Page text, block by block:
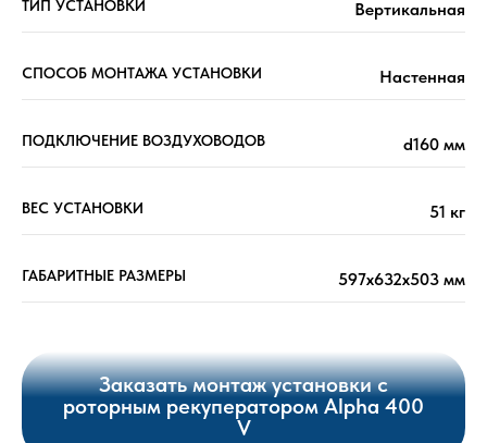
ТИП УСТАНОВКИ Вертикальная
СПОСОБ МОНТАЖА УСТАНОВКИ Настенная
ПОДКЛЮЧЕНИЕ ВОЗДУХОВОДОВ d160 мм
ВЕС УСТАНОВКИ 51 кг
ГАБАРИТНЫЕ РАЗМЕРЫ 597x632x503 мм
Заказать монтаж установки с
роторным рекуператором Alpha 400
V